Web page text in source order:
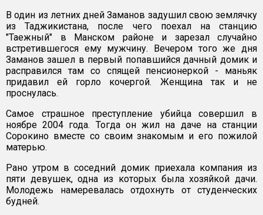
В один из летних дней Заманов задушил свою землячку
из Таджикистана, после чего поехал на станцию
"Таежный" в Манском районе и зарезал случайно
встретившегося ему мужчину. Вечером того же дня
Заманов зашел в первый попавшийся дачный домик и
расправился там со спящей пенсионеркой - маньяк
придавил ей горло кочергой. Женщина так и не
проснулась.
Самое страшное преступление убийца совершил в
ноябре 2004 года. Тогда он жил на даче на станции
Сорокино вместе со своим знакомым и его пожилой
матерью.
Рано утром в соседний домик приехала компания из
пяти девушек, одна из которых была хозяйкой дачи.
Молодежь намеревалась отдохнуть от студенческих
будней.